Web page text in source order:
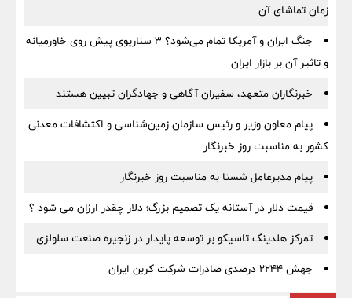
زمان تماشای آن
جنگ ایران و آمریکا تمام می‌شود؟ ۳ سناریوی پیش روی خاورمیانه
و تاثیر آن بر بازار ایران
خبرنگاران متعهد، سفیران آگاهی و جهادگران تبیین هستند
پیام معاون وزیر و رئیس سازمان زمین‌شناسی و اکتشافات معدنی
کشور به مناسبت روز خبرنگار
پیام مدیرعامل شستا به مناسبت روز خبرنگار
قیمت دلار در آستانه یک تصمیم بزرگ؛ دلار چقدر ارزان می شود ؟
تمرکز هلدینگ تاسیکو بر توسعه پایدار در زنجیره صنعت سلولزی
جهش ۲۲۴۴ درصدی صادرات شرکت کربن ایران